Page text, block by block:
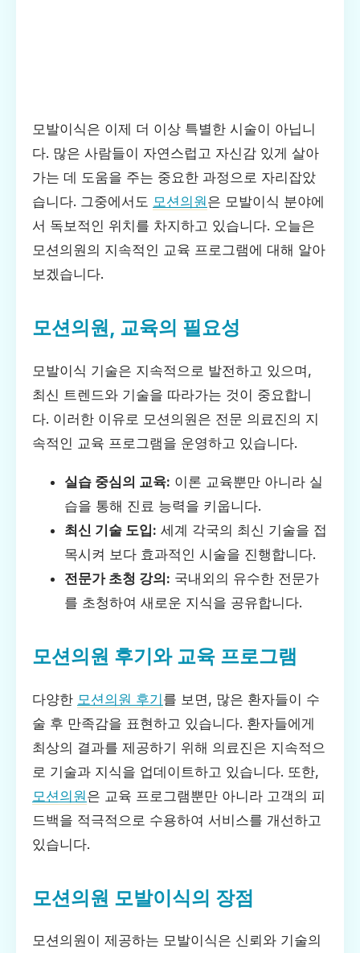
모발이식은 이제 더 이상 특별한 시술이 아닙니
다. 많은 사람들이 자연스럽고 자신감 있게 살아
가는 데 도움을 주는 중요한 과정으로 자리잡았
습니다. 그중에서도 모션의원은 모발이식 분야에
서 독보적인 위치를 차지하고 있습니다. 오늘은
모션의원의 지속적인 교육 프로그램에 대해 알아
보겠습니다.
모션의원, 교육의 필요성
모발이식 기술은 지속적으로 발전하고 있으며,
최신 트렌드와 기술을 따라가는 것이 중요합니
다. 이러한 이유로 모션의원은 전문 의료진의 지
속적인 교육 프로그램을 운영하고 있습니다.
실습 중심의 교육: 이론 교육뿐만 아니라 실
습을 통해 진료 능력을 키웁니다.
최신 기술 도입: 세계 각국의 최신 기술을 접
목시켜 보다 효과적인 시술을 진행합니다.
전문가 초청 강의: 국내외의 유수한 전문가
를 초청하여 새로운 지식을 공유합니다.
모션의원 후기와 교육 프로그램
다양한 모션의원 후기를 보면, 많은 환자들이 수
술 후 만족감을 표현하고 있습니다. 환자들에게
최상의 결과를 제공하기 위해 의료진은 지속적으
로 기술과 지식을 업데이트하고 있습니다. 또한,
모션의원은 교육 프로그램뿐만 아니라 고객의 피
드백을 적극적으로 수용하여 서비스를 개선하고
있습니다.
모션의원 모발이식의 장점
모션의원이 제공하는 모발이식은 신뢰와 기술의